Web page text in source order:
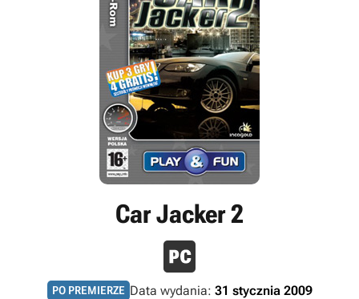
Car Jacker 2
PO PREMIERZE Data wydania: 31 stycznia 2009